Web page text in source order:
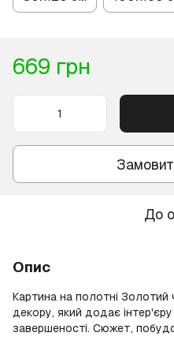
669 грн
До
Опис
Картина на полотні
декору, який додає
завершеності. Сюжет,